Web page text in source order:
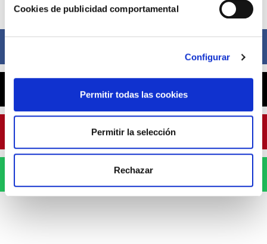
Cookies de publicidad comportamental
Configurar
Permitir todas las cookies
Permitir la selección
Rechazar
Compártelo ahora